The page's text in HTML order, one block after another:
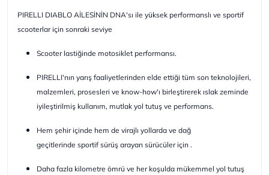
PIRELLI DIABLO AİLESİNİN DNA'sı ile yüksek performanslı ve sportif
scooterlar için sonraki seviye
Scooter lastiğinde motosiklet performansı.
PIRELLI'nın yarış faaliyetlerinden elde ettiği tüm son teknolojileri,
malzemleri, prosesleri ve know-how'ı birleştirerek ıslak zeminde
iyileştirilmiş kullanım, mutlak yol tutuş ve performans.
Hem şehir içinde hem de virajlı yollarda ve dağ
geçitlerinde sportif sürüş arayan sürücüler için .
Daha fazla kilometre ömrü ve her koşulda mükemmel yol tutuş